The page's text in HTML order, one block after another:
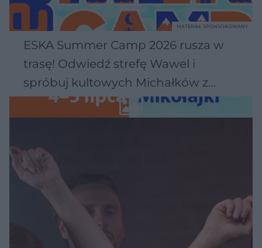
ESKA Summer Camp 2026 rusza w
trasę! Odwiedź strefę Wawel i
spróbuj kultowych Michałków z
Wawelu
MATERIAŁ SPONSOROWANY